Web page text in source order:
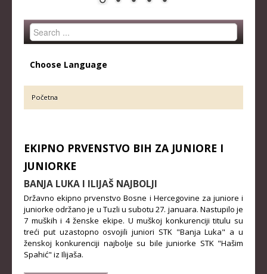
SENIORI
JUNIORI
JUNIORKE
KADETI
KADETKINJE
Search
...
Choose Language
Početna
EKIPNO PRVENSTVO BIH ZA JUNIORE I
JUNIORKE
BANJA LUKA I ILIJAŠ NAJBOLJI
Državno ekipno prvenstvo Bosne i Hercegovine za juniore i
juniorke održano je u Tuzli u subotu 27. januara. Nastupilo je
7 muških i 4 ženske ekipe. U muškoj konkurenciji titulu su
treći put uzastopno osvojili juniori STK "Banja Luka" a u
ženskoj konkurenciji najbolje su bile juniorke STK "Hašim
Spahić" iz Ilijaša.